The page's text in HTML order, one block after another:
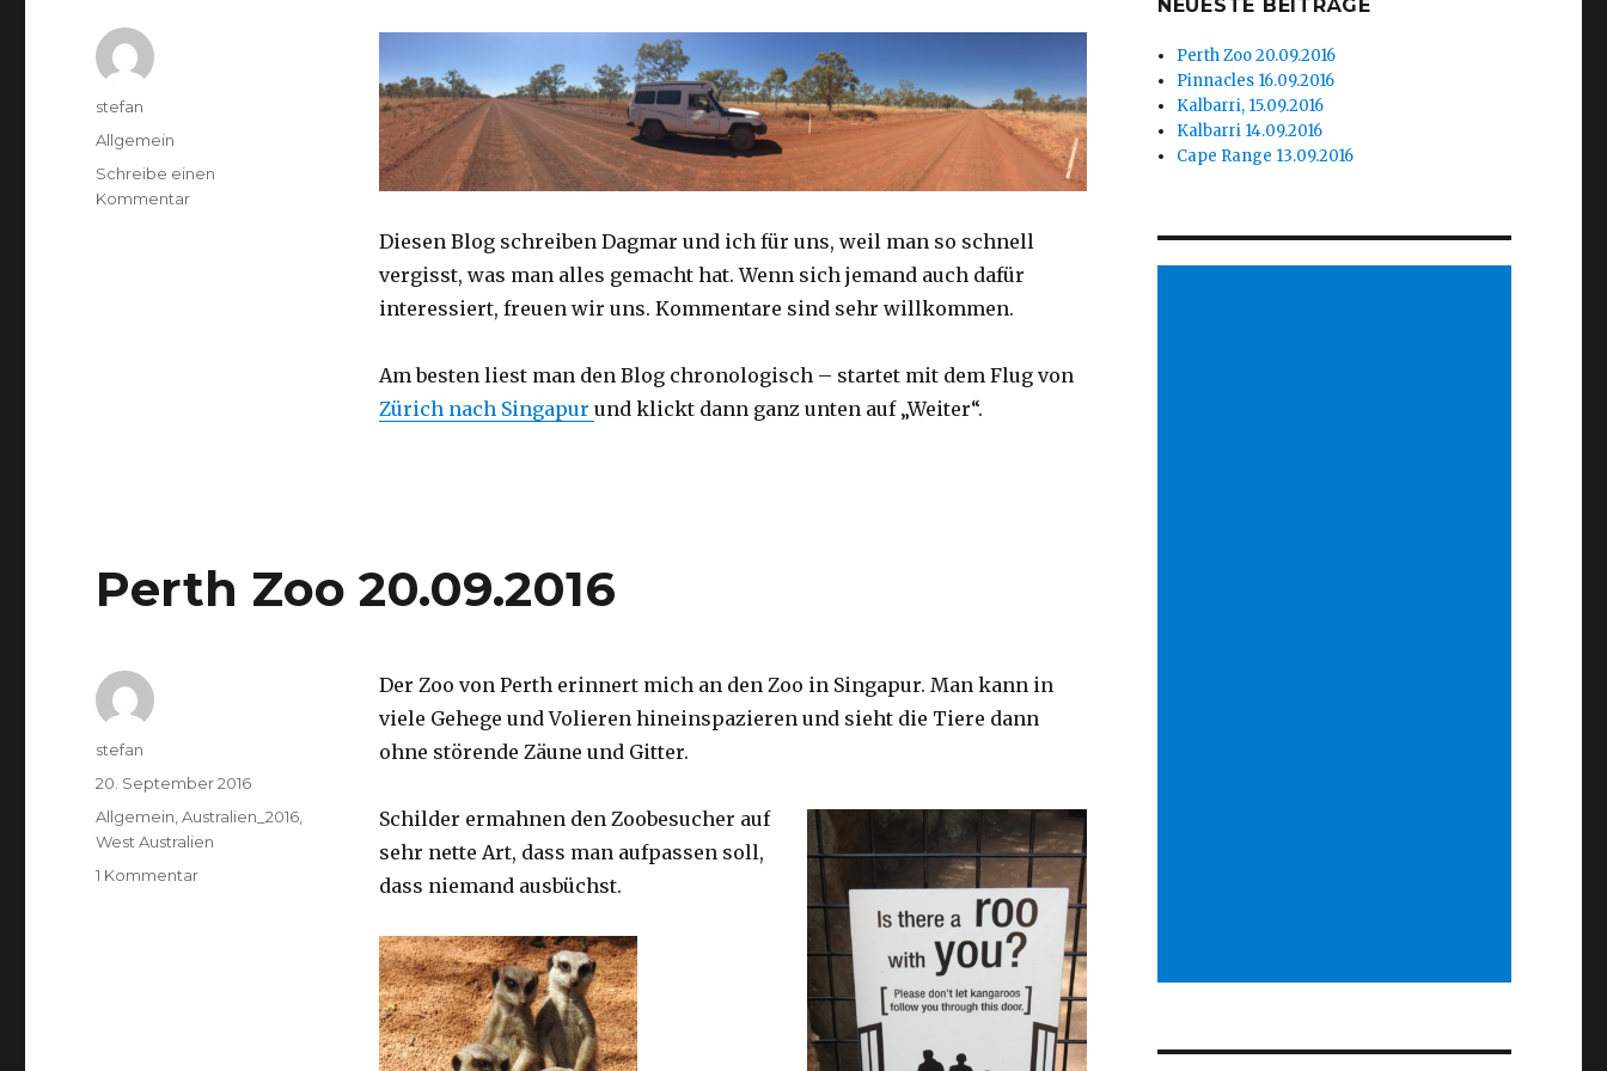
Diesen Blog schreiben Dagmar und ich für uns, weil man so schnell
vergisst, was man alles gemacht hat. Wenn sich jemand auch dafür
interessiert, freuen wir uns. Kommentare sind sehr willkommen.
Am besten liest man den Blog chronologisch – startet mit dem Flug von
Zürich nach Singapur und klickt dann ganz unten auf „Weiter“.
Autor
stefan
Kategorien
Allgemein
Schreibe einen
Kommentarzu
Perth Zoo 20.09.2016
Der Zoo von Perth erinnert mich an den Zoo in Singapur. Man kann in
viele Gehege und Volieren hineinspazieren und sieht die Tiere dann
ohne störende Zäune und Gitter.
Schilder ermahnen den Zoobesucher auf
sehr nette Art, dass man aufpassen soll,
dass niemand ausbüchst.
Autor
stefan
Veröffentlicht
am
20. September 2016
Kategorien
Allgemein,Australien_2016,
West Australien
1 Kommentarzu
NEUESTE BEITRÄGE
Perth Zoo 20.09.2016
Pinnacles 16.09.2016
Kalbarri, 15.09.2016
Kalbarri 14.09.2016
Cape Range 13.09.2016